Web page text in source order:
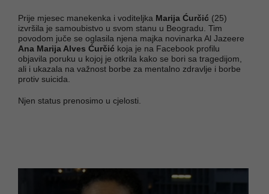
Prije mjesec manekenka i voditeljka Marija Ćurčić (25)
izvršila je samoubistvo u svom stanu u Beogradu. Tim
povodom juče se oglasila njena majka novinarka Al Jazeere
Ana Marija Alves Ćurčić koja je na Facebook profilu
objavila poruku u kojoj je otkrila kako se bori sa tragedijom,
ali i ukazala na važnost borbe za mentalno zdravlje i borbe
protiv suicida.
Njen status prenosimo u cjelosti.